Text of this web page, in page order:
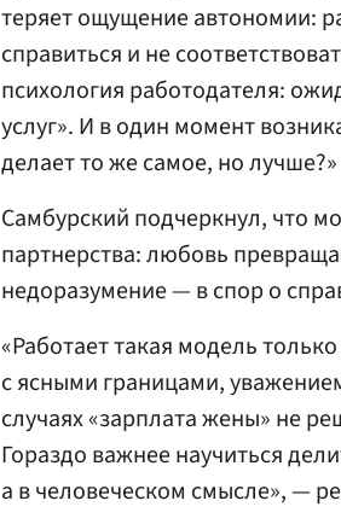
теряет ощущение автономии:
справиться и не
психология работодателя:
услуг». И в один момент
делает то же самое, но
Самбурский подчеркнул, что
партнерства: любовь
недоразумение — в спор о
«Работает такая модель
с ясными границами,
случаях «зарплата жены» не
Гораздо важнее научиться
а в человеческом смысле», —